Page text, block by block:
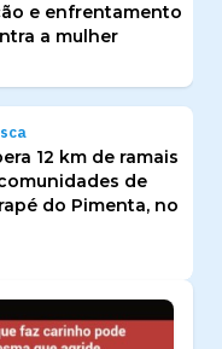
e enfrentamento
a mulher
12 km de ramais
de
do Pimenta, no